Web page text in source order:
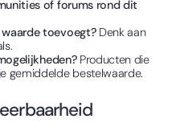
of forums rond dit
toevoegt?Denk aan
Producten die
gemiddelde bestelwaarde.